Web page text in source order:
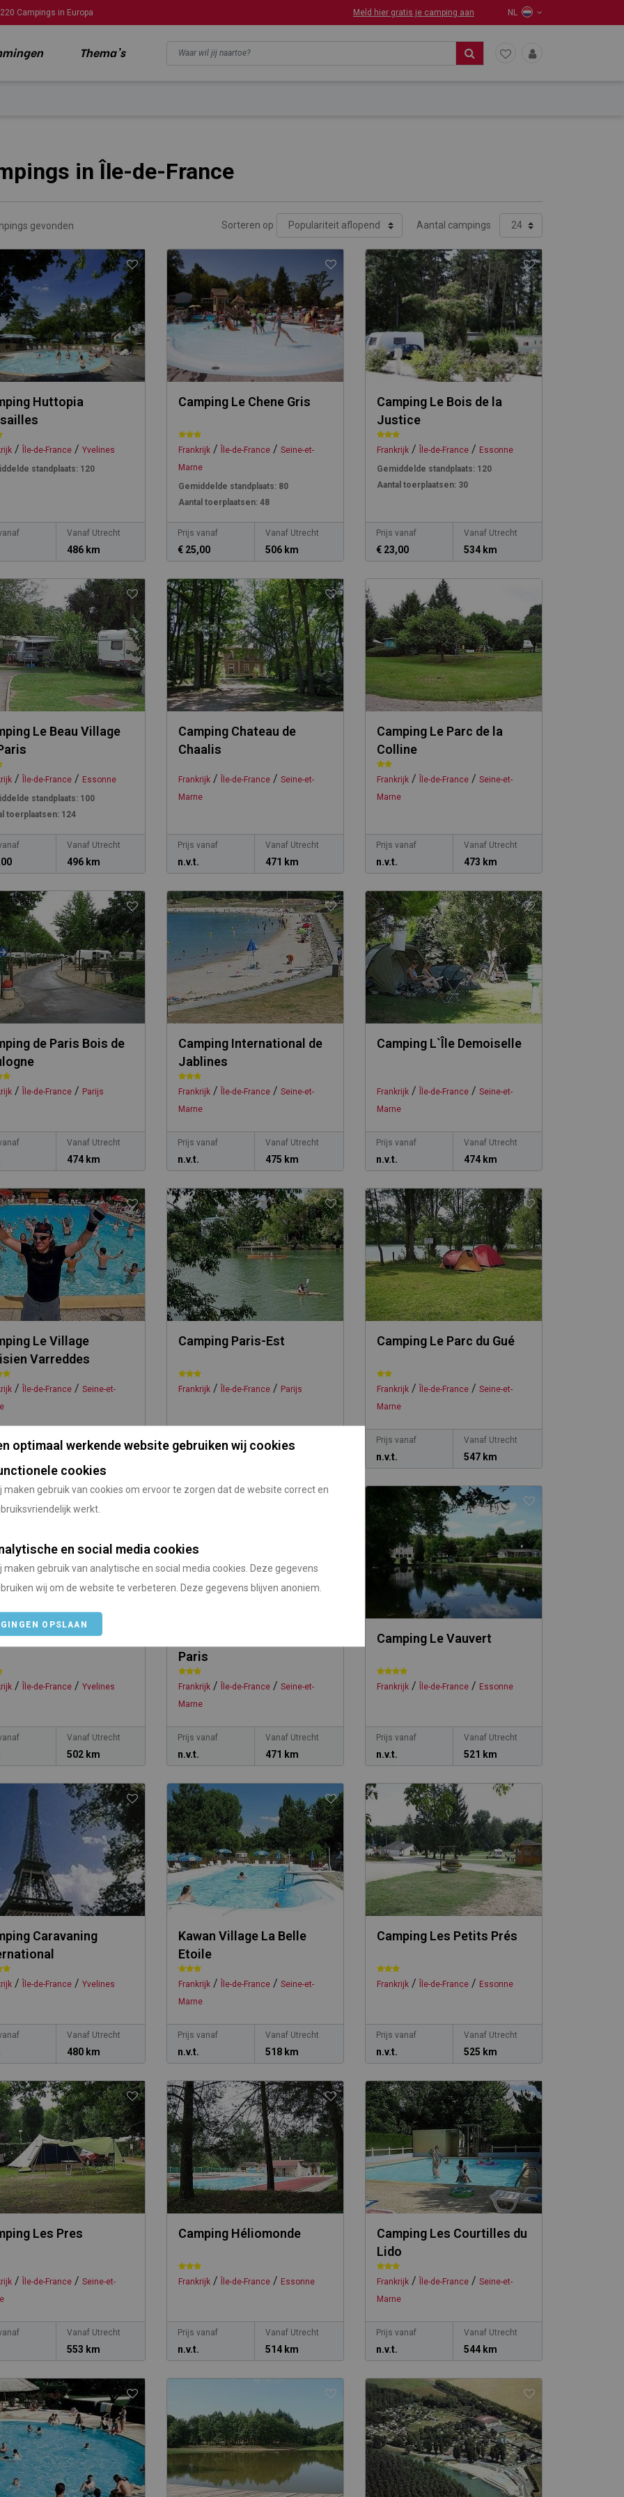
optimaal werkende website gebruiken wij cookies
cookies
maken gebruik van cookies om ervoor te zorgen dat de website correct en
werkt.
en social media cookies
maken gebruik van analytische en social media cookies. Deze gegevens
wij om de website te verbeteren. Deze gegevens blijven anoniem.
OPSLAAN
Campings in Europa Meld hier gratis je camping aan NL
Thema's
in Île-de-France
gevonden Sorteren op Aantal campings
Huttopia
/ Île-de-France / Yvelines
standplaats: 120
Vanaf Utrecht
486 km
Camping Le Chene Gris
Frankrijk/ Île-de-France/ Seine-et-
Marne
Gemiddelde standplaats:80
Aantal toerplaatsen:48
Prijs vanaf
€ 25,00
Vanaf Utrecht
506 km
Camping Le Bois de la
Justice
Frankrijk/ Île-de-France/ Essonne
Gemiddelde standplaats:120
Aantal toerplaatsen:30
Prijs vanaf
€ 23,00
Vanaf Utrecht
534 km
Le Beau Village
/ Île-de-France / Essonne
standplaats: 100
toerplaatsen: 124
Vanaf Utrecht
496 km
Camping Chateau de
Chaalis
Frankrijk/ Île-de-France/ Seine-et-
Marne
Prijs vanaf
n.v.t.
Vanaf Utrecht
471 km
Camping Le Parc de la
Colline
Frankrijk/ Île-de-France/ Seine-et-
Marne
Prijs vanaf
n.v.t.
Vanaf Utrecht
473 km
de Paris Bois de
/ Île-de-France / Parijs
Vanaf Utrecht
474 km
Camping International de
Jablines
Frankrijk/ Île-de-France/ Seine-et-
Marne
Prijs vanaf
n.v.t.
Vanaf Utrecht
475 km
Camping L`Île Demoiselle
Frankrijk/ Île-de-France/ Seine-et-
Marne
Prijs vanaf
n.v.t.
Vanaf Utrecht
474 km
Le Village
Varreddes
/ Île-de-France / Seine-et-
Vanaf Utrecht
Camping Paris-Est
Frankrijk/ Île-de-France/ Parijs
Prijs vanaf Vanaf Utrecht
Camping Le Parc du Gué
Frankrijk/ Île-de-France/ Seine-et-
Marne
Prijs vanaf
n.v.t.
Vanaf Utrecht
547 km
Le Val de Seine
/ Île-de-France / Yvelines
Vanaf Utrecht
502 km
Paris
Frankrijk/ Île-de-France/ Seine-et-
Marne
Prijs vanaf
n.v.t.
Vanaf Utrecht
471 km
Camping Le Vauvert
Frankrijk/ Île-de-France/ Essonne
Prijs vanaf
n.v.t.
Vanaf Utrecht
521 km
Caravaning
/ Île-de-France / Yvelines
Vanaf Utrecht
480 km
Kawan Village La Belle
Etoile
Frankrijk/ Île-de-France/ Seine-et-
Marne
Prijs vanaf
n.v.t.
Vanaf Utrecht
518 km
Camping Les Petits Prés
Frankrijk/ Île-de-France/ Essonne
Prijs vanaf
n.v.t.
Vanaf Utrecht
525 km
Les Pres
/ Île-de-France / Seine-et-
Vanaf Utrecht
553 km
Camping Héliomonde
Frankrijk/ Île-de-France/ Essonne
Prijs vanaf
n.v.t.
Vanaf Utrecht
514 km
Camping Les Courtilles du
Lido
Frankrijk/ Île-de-France/ Seine-et-
Marne
Prijs vanaf
n.v.t.
Vanaf Utrecht
544 km